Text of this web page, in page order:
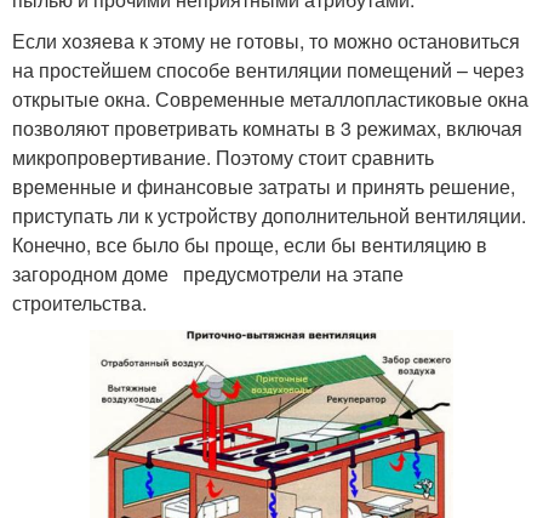
Если хозяева к этому не готовы, то можно остановиться
на простейшем способе вентиляции помещений – через
открытые окна. Современные металлопластиковые окна
позволяют проветривать комнаты в 3 режимах, включая
микропровертивание. Поэтому стоит сравнить
временные и финансовые затраты и принять решение,
приступать ли к устройству дополнительной вентиляции.
Конечно, все было бы проще, если бы вентиляцию в
загородном доме предусмотрели на этапе
строительства.